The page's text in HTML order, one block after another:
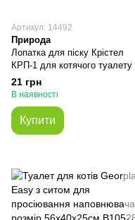
Артикул: 14492
Природа
Лопатка для піску Крістел
КРП-1 для котячого туалету
21 грн
В наявності
Купити